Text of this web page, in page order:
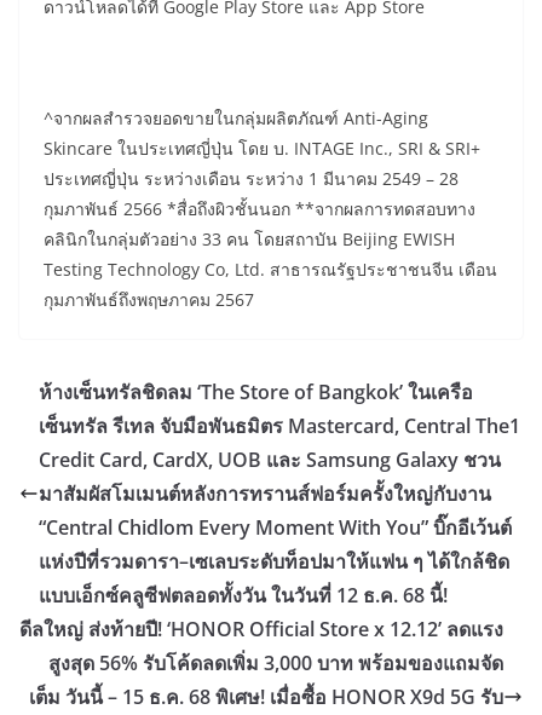
ดาวน์โหลดได้ที่ Google Play Store และ App Store
^จากผลสำรวจยอดขายในกลุ่มผลิตภัณฑ์ Anti-Aging
Skincare ในประเทศญี่ปุ่น โดย บ. INTAGE Inc., SRI & SRI+
ประเทศญี่ปุ่น ระหว่างเดือน ระหว่าง 1 มีนาคม 2549 – 28
กุมภาพันธ์ 2566 *สื่อถึงผิวชั้นนอก **จากผลการทดสอบทาง
คลินิกในกลุ่มตัวอย่าง 33 คน โดยสถาบัน Beijing EWISH
Testing Technology Co, Ltd. สาธารณรัฐประชาชนจีน เดือน
กุมภาพันธ์ถึงพฤษภาคม 2567
​ห้างเซ็นทรัลชิดลม ‘The Store of Bangkok’ ในเครือ
เซ็นทรัล รีเทล จับมือพันธมิตร Mastercard, Central The1
Credit Card, CardX, UOB และ Samsung Galaxy ชวน
มาสัมผัสโมเมนต์หลังการทรานส์ฟอร์มครั้งใหญ่กับงาน
“Central Chidlom Every Moment With You” บิ๊กอีเว้นต์
แห่งปีที่รวมดารา–เซเลบระดับท็อปมาให้แฟน ๆ ได้ใกล้ชิด
แบบเอ็กซ์คลูซีฟตลอดทั้งวัน ในวันที่ 12 ธ.ค. 68 นี้!
ดีลใหญ่ ส่งท้ายปี! ‘HONOR Official Store x 12.12’ ลดแรง
สูงสุด 56% รับโค้ดลดเพิ่ม 3,000 บาท พร้อมของแถมจัด
เต็ม วันนี้ – 15 ธ.ค. 68 พิเศษ! เมื่อซื้อ HONOR X9d 5G รับ